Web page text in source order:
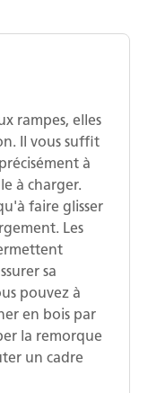
rampes, elles
Il vous suffit
à
à charger.
faire glisser
Les
sa
pouvez à
en bois par
la remorque
un cadre